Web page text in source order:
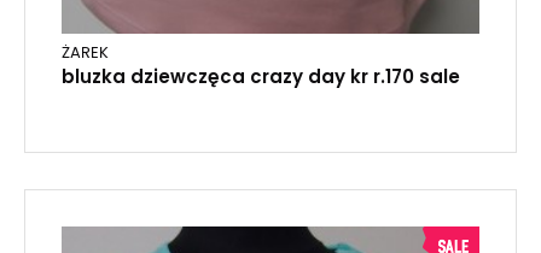
ŻAREK
bluzka dziewczęca crazy day kr r.170 sale